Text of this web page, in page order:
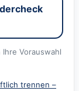
Vorauswahl
trennen –